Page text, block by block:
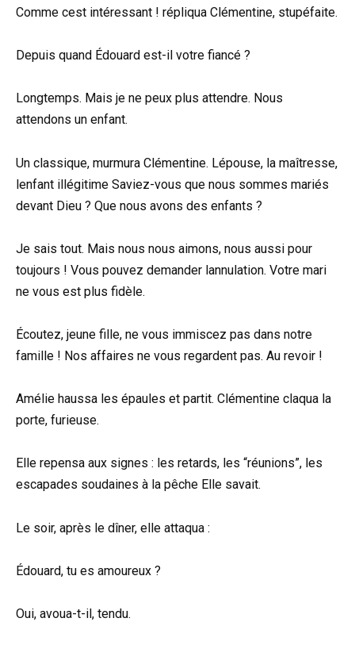
Comme cest intéressant ! répliqua Clémentine, stupéfaite.
Depuis quand Édouard est-il votre fiancé ?
Longtemps. Mais je ne peux plus attendre. Nous
attendons un enfant.
Un classique, murmura Clémentine. Lépouse, la maîtresse,
lenfant illégitime Saviez-vous que nous sommes mariés
devant Dieu ? Que nous avons des enfants ?
Je sais tout. Mais nous nous aimons, nous aussi pour
toujours ! Vous pouvez demander lannulation. Votre mari
ne vous est plus fidèle.
Écoutez, jeune fille, ne vous immiscez pas dans notre
famille ! Nos affaires ne vous regardent pas. Au revoir !
Amélie haussa les épaules et partit. Clémentine claqua la
porte, furieuse.
Elle repensa aux signes : les retards, les “réunions”, les
escapades soudaines à la pêche Elle savait.
Le soir, après le dîner, elle attaqua :
Édouard, tu es amoureux ?
Oui, avoua-t-il, tendu.